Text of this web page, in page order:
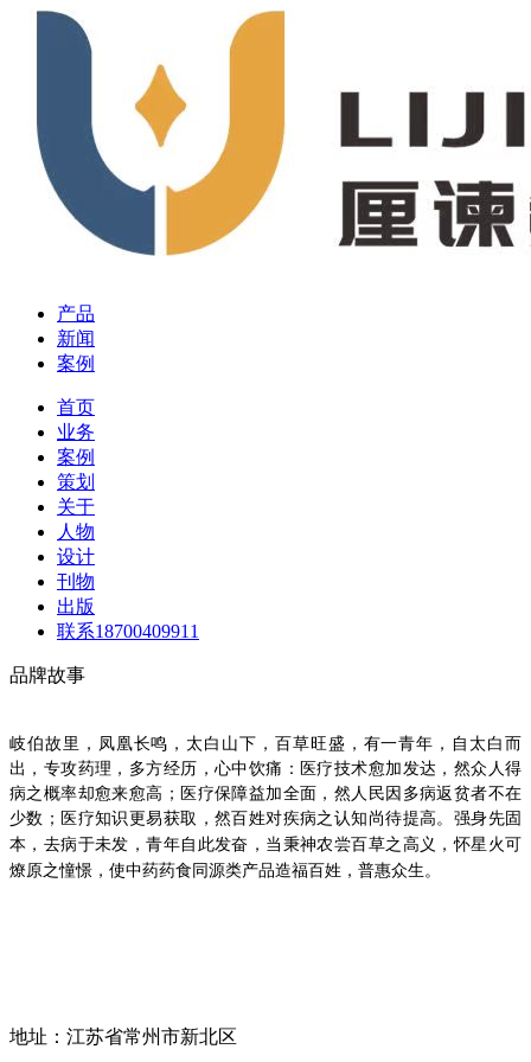
产品
新闻
案例
首页
业务
案例
策划
关于
人物
设计
刊物
出版
联系18700409911
品牌故事
岐伯故里，凤凰长鸣，太白山下，百草旺盛，有一青年，自太白而
出，专攻药理，多方经历，心中饮痛：医疗技术愈加发达，然众人得
病之概率却愈来愈高；医疗保障益加全面，然人民因多病返贫者不在
少数；医疗知识更易获取，然百姓对疾病之认知尚待提高。 强身先固
本，去病于未发 ，青年自此发奋，当秉神农尝百草之高义，怀星火可
燎原之憧憬，使中药药食同源类产品造福百姓，普惠众生。
地址：江苏省常州市新北区